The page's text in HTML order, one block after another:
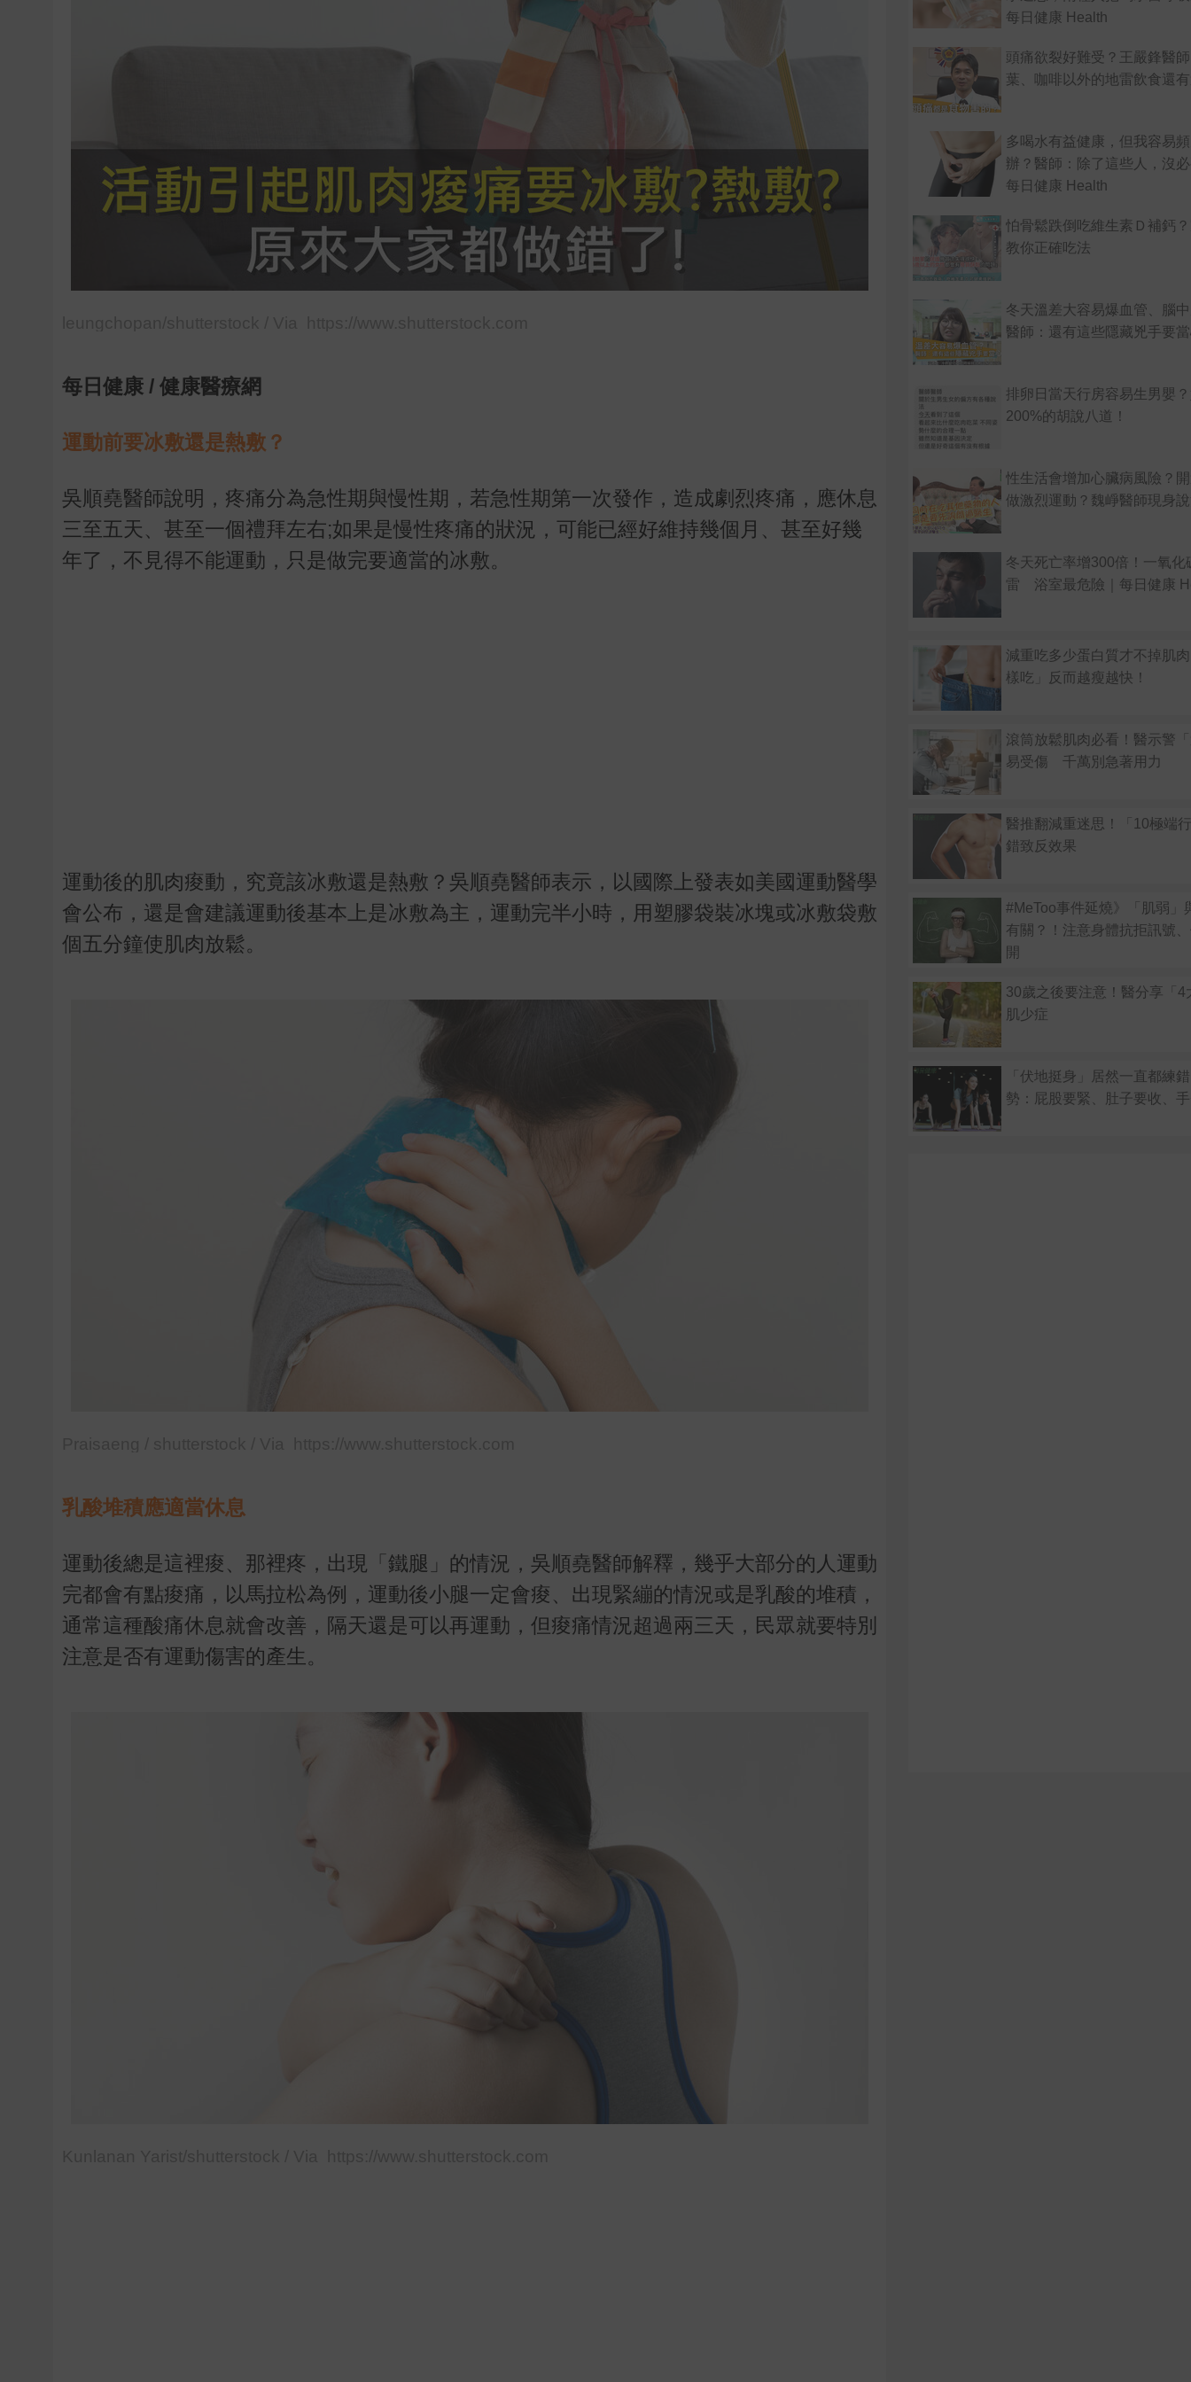
每日健康 / 健康醫療網
運動前要冰敷還是熱敷？
吳順堯醫師說明，疼痛分為急性期與慢性期，若急性期第一次發作，造成劇烈疼痛，應休息
三至五天、甚至一個禮拜左右;如果是慢性疼痛的狀況，可能已經好維持幾個月、甚至好幾
年了，不見得不能運動，只是做完要適當的冰敷。
運動後的肌肉痠動，究竟該冰敷還是熱敷？吳順堯醫師表示，以國際上發表如美國運動醫學
會公布，還是會建議運動後基本上是冰敷為主，運動完半小時，用塑膠袋裝冰塊或冰敷袋敷
個五分鐘使肌肉放鬆。
乳酸堆積應適當休息
運動後總是這裡痠、那裡疼，出現「鐵腿」的情況，吳順堯醫師解釋，幾乎大部分的人運動
完都會有點痠痛，以馬拉松為例，運動後小腿一定會痠、出現緊繃的情況或是乳酸的堆積，
通常這種酸痛休息就會改善，隔天還是可以再運動，但痠痛情況超過兩三天，民眾就要特別
注意是否有運動傷害的產生。
每日健康 Health
頭痛欲裂好難受？王嚴鋒醫
葉、咖啡以外的地雷飲食還
多喝水有益健康，但我容易
辦？醫師：除了這些人，沒
每日健康 Health
怕骨鬆跌倒吃維生素Ｄ補鈣
教你正確吃法
冬天溫差大容易爆血管、腦
醫師：還有這些隱藏兇手要
排卵日當天行房容易生男嬰
200%的胡說八道！
性生活會增加心臟病風險？
做激烈運動？魏崢醫師現身
冬天死亡率增300倍！一氧化
雷 浴室最危險｜每日健康
減重吃多少蛋白質才不掉肌
樣吃」反而越瘦越快！
滾筒放鬆肌肉必看！醫示警
易受傷 千萬別急著用力
醫推翻減重迷思！「10極端
錯致反效果
#MeToo事件延燒》「肌弱」
有關？！注意身體抗拒訊號
開
30歲之後要注意！醫分享「4
肌少症
「伏地挺身」居然一直都練
勢：屁股要緊、肚子要收、